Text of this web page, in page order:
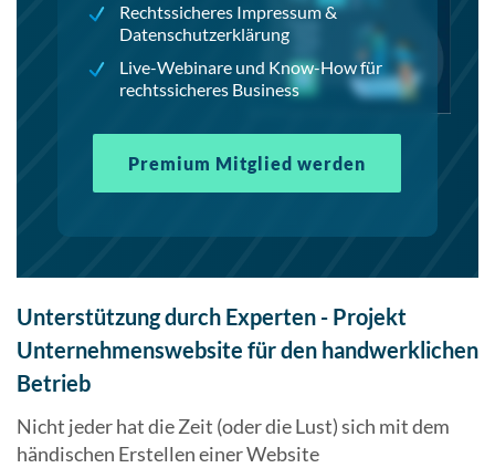
Rechtssicheres Impressum &
Datenschutzerklärung
Live-Webinare und Know-How für
rechtssicheres Business
Premium Mitglied werden
Unterstützung durch Experten - Projekt
Unternehmenswebsite für den handwerklichen
Betrieb
Nicht jeder hat die Zeit (oder die Lust) sich mit dem
händischen Erstellen einer Website